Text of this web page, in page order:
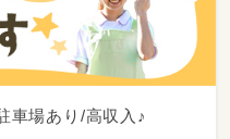
車場あり/高収入♪